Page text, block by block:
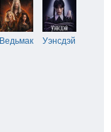
Ведьмак Уэнсдэй